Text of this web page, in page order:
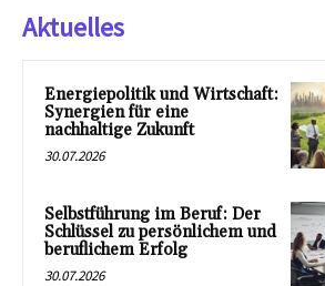
Aktuelles
Energiepolitik und Wirtschaft:
Synergien für eine
nachhaltige Zukunft
30.07.2026
Selbstführung im Beruf: Der
Schlüssel zu persönlichem und
beruflichem Erfolg
30.07.2026